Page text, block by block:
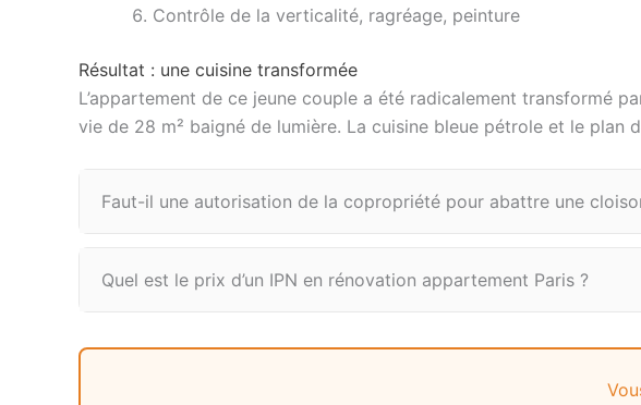
Contrôle de la verticalité, ragréage, peinture
Résultat : une cuisine transformée
L’appartement de ce jeune couple a été radicalement transformé
vie de 28 m² baigné de lumière. La cuisine bleue pétrole et le
Faut-il une autorisation de la copropriété pour abattre une
Quel est le prix d’un IPN en rénovation appartement Paris ?